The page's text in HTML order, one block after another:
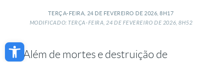
Open toolbar
TERÇA-FEIRA, 24 DE FEVEREIRO DE 2026, 8H17
MODIFICADO: TERÇA-FEIRA, 24 DE FEVEREIRO DE 2026, 8H52
Além de mortes e destruição de